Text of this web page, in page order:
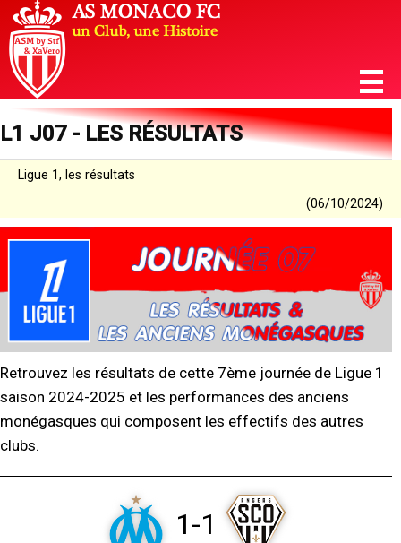
L1 J07 - LES RÉSULTATS
Ligue 1, les résultats
(06/10/2024)
Retrouvez les résultats de cette 7ème journée de Ligue 1
saison 2024-2025 et les performances des anciens
monégasques qui composent les effectifs des autres
clubs.
1-1